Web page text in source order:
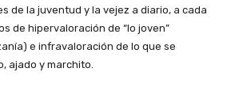
de la juventud y la vejez a diario, a cada
de hipervaloración de “lo joven”
e infravaloración de lo que se
ajado y marchito.